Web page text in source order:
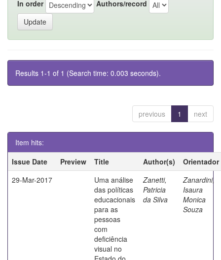
In order Authors/record
Results 1-1 of 1 (Search time: 0.003 seconds).
previous 1 next
Item hits:
Issue Date
Preview Title Author(s)
Orientador
29-Mar-2017
Uma análise
das políticas
educacionais
para as
pessoas
com
deficiência
visual no
Zanetti,
Patricia
da Silva
Zanardini,
Isaura
Monica
Souza